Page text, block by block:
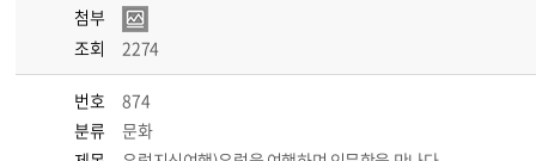
첨부
조회
2274
번호
874
분류
문화